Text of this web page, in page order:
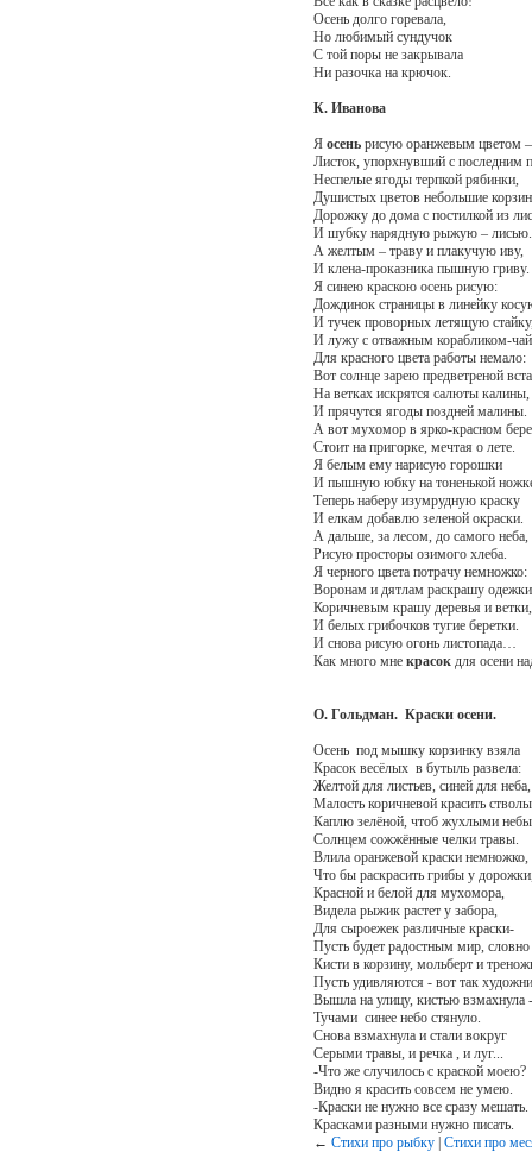
Осень долго горевала,
Но любимый сундучок
С той поры не закрывала
Ни разочка на крючок.
К. Иванова
Я осеньрисую оранжевым цветом –
Листок, упорхнувший с последним
Неспелые ягоды терпкой рябинки,
Душистых цветов небольшие
Дорожку до дома с постилкой из
И шубку нарядную рыжую – лисью.
А желтым – траву и плакучую иву,
И клена-проказника пышную гриву.
Я синею краскою осень рисую:
Дождинок страницы в линейку
И тучек проворных летящую
И лужу с отважным корабликом-
Для красного цвета работы немало:
Вот солнце зарею предветреной
На ветках искрятся салюты калины,
И прячутся ягоды поздней малины.
А вот мухомор в ярко-красном
Стоит на пригорке, мечтая о лете.
Я белым ему нарисую горошки
И пышную юбку на тоненькой
Теперь наберу изумрудную краску
И елкам добавлю зеленой окраски.
А дальше, за лесом, до самого неба,
Рисую просторы озимого хлеба.
Я черного цвета потрачу немножко:
Воронам и дятлам раскрашу
Коричневым крашу деревья и ветки,
И белых грибочков тугие беретки.
И снова рисую огонь листопада…
Как много мне красокдля осени
О. Гольдман. Краски осени.
Осень под мышку корзинку взяла
Красок весёлых в бутыль развела:
Желтой для листьев, синей для неба,
Малость коричневой красить
Каплю зелёной, чтоб жухлыми
Солнцем сожжённые челки травы.
Влила оранжевой краски немножко,
Что бы раскрасить грибы у
Красной и белой для мухомора,
Видела рыжик растет у забора,
Для сыроежек различные краски-
Пусть будет радостным мир, словно
Кисти в корзину, мольберт и
Пусть удивляются - вот так
Вышла на улицу, кистью взмахнула -
Тучами синее небо стянуло.
Снова взмахнула и стали вокруг
Серыми травы, и речка , и луг...
-Что же случилось с краской моею?
Видно я красить совсем не умею.
-Краски не нужно все сразу мешать.
Красками разными нужно писать.
← Стихи про рыбку| Стихи про